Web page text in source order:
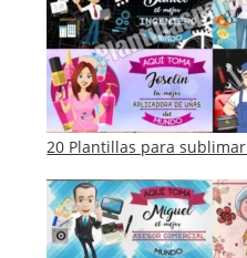
20 Plantillas para